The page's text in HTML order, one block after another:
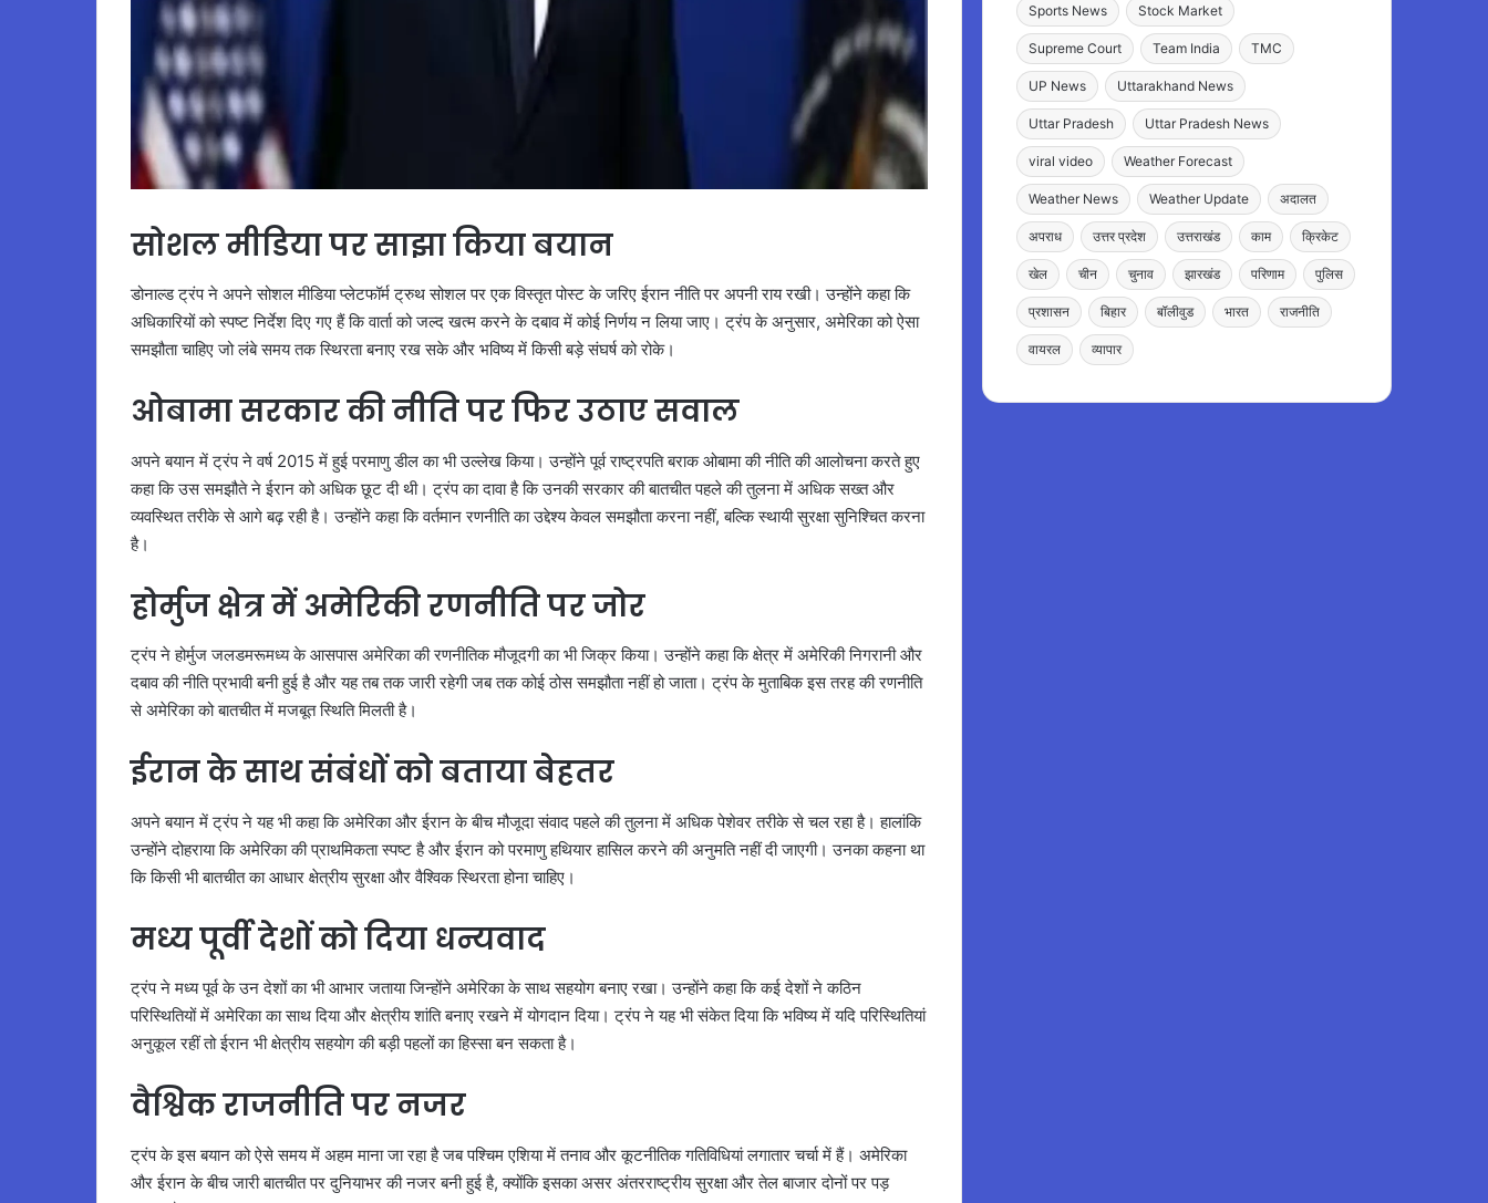
सोशल मीडिया पर साझा किया बयान
डोनाल्ड ट्रंप ने अपने सोशल मीडिया प्लेटफॉर्म ट्रुथ सोशल पर एक विस्तृत पोस्ट के जरिए ईरान नीति पर अपनी राय रखी। उन्होंने कहा कि
अधिकारियों को स्पष्ट निर्देश दिए गए हैं कि वार्ता को जल्द खत्म करने के दबाव में कोई निर्णय न लिया जाए। ट्रंप के अनुसार, अमेरिका को ऐसा
समझौता चाहिए जो लंबे समय तक स्थिरता बनाए रख सके और भविष्य में किसी बड़े संघर्ष को रोके।
ओबामा सरकार की नीति पर फिर उठाए सवाल
अपने बयान में ट्रंप ने वर्ष 2015 में हुई परमाणु डील का भी उल्लेख किया। उन्होंने पूर्व राष्ट्रपति बराक ओबामा की नीति की आलोचना करते हुए
कहा कि उस समझौते ने ईरान को अधिक छूट दी थी। ट्रंप का दावा है कि उनकी सरकार की बातचीत पहले की तुलना में अधिक सख्त और
व्यवस्थित तरीके से आगे बढ़ रही है। उन्होंने कहा कि वर्तमान रणनीति का उद्देश्य केवल समझौता करना नहीं, बल्कि स्थायी सुरक्षा सुनिश्चित करना
है।
होर्मुज क्षेत्र में अमेरिकी रणनीति पर जोर
ट्रंप ने होर्मुज जलडमरूमध्य के आसपास अमेरिका की रणनीतिक मौजूदगी का भी जिक्र किया। उन्होंने कहा कि क्षेत्र में अमेरिकी निगरानी और
दबाव की नीति प्रभावी बनी हुई है और यह तब तक जारी रहेगी जब तक कोई ठोस समझौता नहीं हो जाता। ट्रंप के मुताबिक इस तरह की रणनीति
से अमेरिका को बातचीत में मजबूत स्थिति मिलती है।
ईरान के साथ संबंधों को बताया बेहतर
अपने बयान में ट्रंप ने यह भी कहा कि अमेरिका और ईरान के बीच मौजूदा संवाद पहले की तुलना में अधिक पेशेवर तरीके से चल रहा है। हालांकि
उन्होंने दोहराया कि अमेरिका की प्राथमिकता स्पष्ट है और ईरान को परमाणु हथियार हासिल करने की अनुमति नहीं दी जाएगी। उनका कहना था
कि किसी भी बातचीत का आधार क्षेत्रीय सुरक्षा और वैश्विक स्थिरता होना चाहिए।
मध्य पूर्वी देशों को दिया धन्यवाद
ट्रंप ने मध्य पूर्व के उन देशों का भी आभार जताया जिन्होंने अमेरिका के साथ सहयोग बनाए रखा। उन्होंने कहा कि कई देशों ने कठिन
परिस्थितियों में अमेरिका का साथ दिया और क्षेत्रीय शांति बनाए रखने में योगदान दिया। ट्रंप ने यह भी संकेत दिया कि भविष्य में यदि परिस्थितियां
अनुकूल रहीं तो ईरान भी क्षेत्रीय सहयोग की बड़ी पहलों का हिस्सा बन सकता है।
वैश्विक राजनीति पर नजर
ट्रंप के इस बयान को ऐसे समय में अहम माना जा रहा है जब पश्चिम एशिया में तनाव और कूटनीतिक गतिविधियां लगातार चर्चा में हैं। अमेरिका
और ईरान के बीच जारी बातचीत पर दुनियाभर की नजर बनी हुई है, क्योंकि इसका असर अंतरराष्ट्रीय सुरक्षा और तेल बाजार दोनों पर पड़
Sports News Stock Market
Supreme Court Team India TMC
UP News Uttarakhand News
Uttar Pradesh Uttar Pradesh News
viral video Weather Forecast
Weather News Weather Update अदालत
अपराध उत्तर प्रदेश उत्तराखंड काम क्रिकेट
खेल चीन चुनाव झारखंड परिणाम पुलिस
प्रशासन बिहार बॉलीवुड भारत राजनीति
वायरल व्यापार